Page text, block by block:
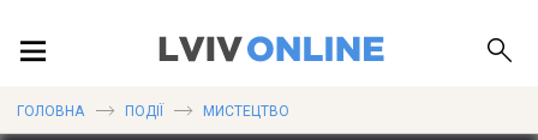
ГОЛОВНА ПОДІЇ МИСТЕЦТВО